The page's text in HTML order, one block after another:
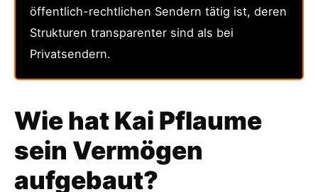
öffentlich-rechtlichen Sendern tätig ist, deren
Strukturen transparenter sind als bei
Privatsendern.
Wie hat Kai Pflaume
sein Vermögen
aufgebaut?